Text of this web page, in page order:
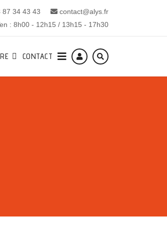
87 34 43 43
contact@alys.fr
: 8h00 - 12h15 / 13h15 - 17h30
CONTACT